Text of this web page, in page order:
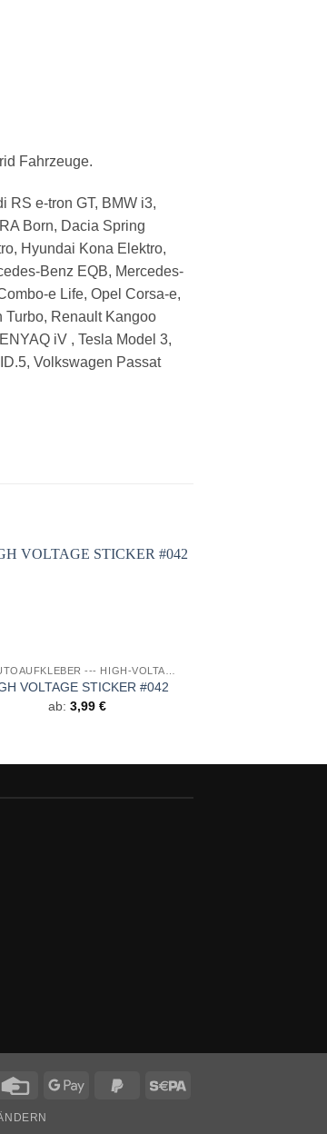
Fahrzeuge.
RS e-tron GT, BMW i3,
Born, Dacia Spring
Hyundai Kona Elektro,
Benz EQB, Mercedes-
e Life, Opel Corsa-e,
Turbo, Renault Kangoo
iV , Tesla Model 3,
Volkswagen Passat
VOLTAGE STICKER #042
ab: 3,99 €
Credit
Google
PayPal